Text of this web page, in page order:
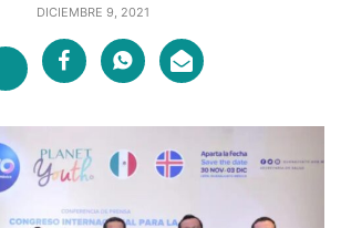
DICIEMBRE 9, 2021